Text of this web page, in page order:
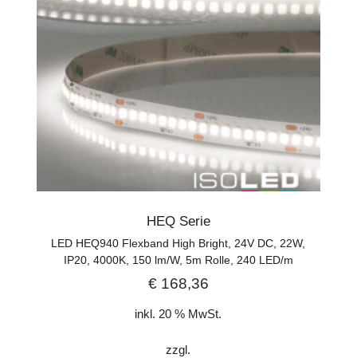
HEQ Serie
LED HEQ940 Flexband High Bright, 24V DC, 22W,
IP20, 4000K, 150 lm/W, 5m Rolle, 240 LED/m
€168,36
inkl. 20 % MwSt.
zzgl.